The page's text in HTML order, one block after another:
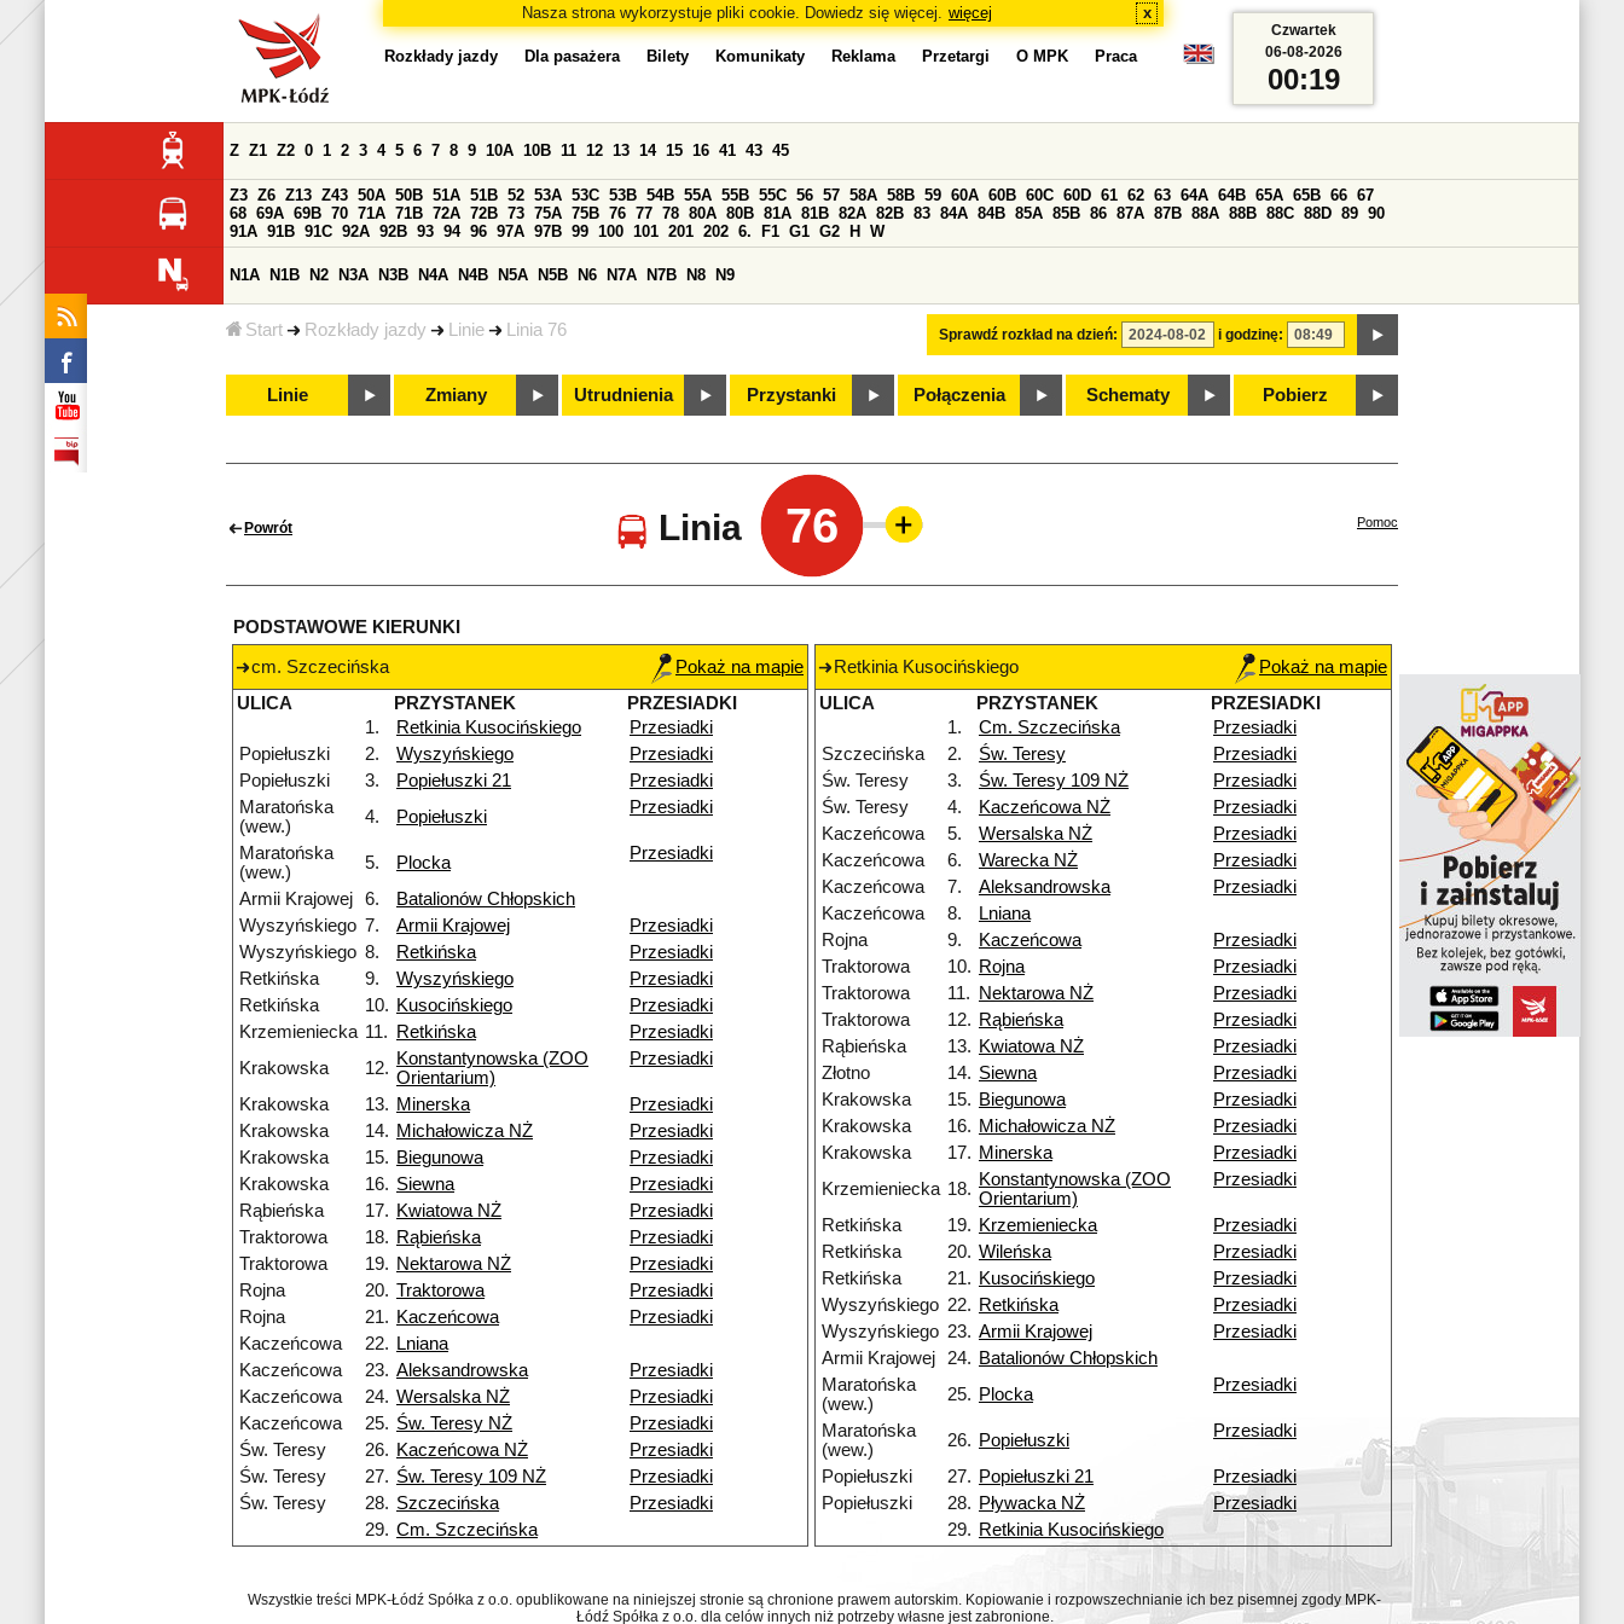
Nasza strona wykorzystuje pliki cookie. Dowiedz się więcej. więcej x
Start Rozkłady jazdy Linie Linia 76
Rozkłady jazdy Dla pasażera Bilety Komunikaty Reklama Przetargi O MPK Praca
Sprawdź rozkład na dzień: i godzinę:
Z Z1 Z2 0 1 2 3 4 5 6 7 8 9 10A 10B 11 12 13 14 15 16 41 43 45
Z3 Z6 Z13 Z43 50A 50B 51A 51B 52 53A 53C 53B 54B 55A 55B 55C 56 57 58A 58B 59 60A 60B 60C 60D 61 62 63 64A 64B 65A 65B 66 67
68 69A 69B 70 71A 71B 72A 72B 73 75A 75B 76 77 78 80A 80B 81A 81B 82A 82B 83 84A 84B 85A 85B 86 87A 87B 88A 88B 88C 88D 89 90
91A 91B 91C 92A 92B 93 94 96 97A 97B 99 100 101 201 202 6. F1 G1 G2 H W
N1A N1B N2 N3A N3B N4A N4B N5A N5B N6 N7A N7B N8 N9
Linie Zmiany Utrudnienia Przystanki Połączenia Schematy Pobierz
Czwartek
06-08-2026
00:19
Powrót Linia 76 Pomoc
PODSTAWOWE KIERUNKI
cm. Szczecińska
Pokaż na mapie
ULICA
PRZYSTANEK
PRZESIADKI
1.
Retkinia Kusocińskiego
Przesiadki
Popiełuszki
2. Wyszyńskiego
Przesiadki
Popiełuszki
3. Popiełuszki 21
Przesiadki
Maratońska
(wew.)
4. Popiełuszki Przesiadki
Maratońska
(wew.)
5. Plocka Przesiadki
Armii Krajowej 6.
Batalionów Chłopskich
Wyszyńskiego 7. Armii Krajowej
Przesiadki
Wyszyńskiego 8. Retkińska
Przesiadki
Retkińska
9. Wyszyńskiego
Przesiadki
Retkińska
10. Kusocińskiego
Przesiadki
Krzemieniecka 11. Retkińska
Przesiadki
Krakowska
12. Konstantynowska (ZOO
Orientarium)
Przesiadki
Krakowska 13. Minerska
Przesiadki
Krakowska
14. Michałowicza NŻ
Przesiadki
Krakowska
15. Biegunowa
Przesiadki
Krakowska
16. Siewna
Przesiadki
Rąbieńska
17. Kwiatowa NŻ
Przesiadki
Traktorowa
18. Rąbieńska
Przesiadki
Traktorowa
19. Nektarowa NŻ
Przesiadki
Rojna
20. Traktorowa
Przesiadki
Rojna
21. Kaczeńcowa
Przesiadki
Kaczeńcowa
22.
Lniana
Kaczeńcowa
23. Aleksandrowska
Przesiadki
Kaczeńcowa
24. Wersalska NŻ
Przesiadki
Kaczeńcowa
25. Św. Teresy NŻ
Przesiadki
Św. Teresy
26. Kaczeńcowa NŻ
Przesiadki
Św. Teresy
27. Św. Teresy 109 NŻ
Przesiadki
Św. Teresy
28. Szczecińska
Przesiadki
29. Cm. Szczecińska
Retkinia Kusocińskiego
Pokaż na mapie
ULICA
PRZYSTANEK
PRZESIADKI
1.
Cm. Szczecińska
Przesiadki
Szczecińska
2. Św. Teresy
Przesiadki
Św. Teresy
3. Św. Teresy 109 NŻ
Przesiadki
Św. Teresy
4. Kaczeńcowa NŻ
Przesiadki
Kaczeńcowa
5. Wersalska NŻ
Przesiadki
Kaczeńcowa
6. Warecka NŻ
Przesiadki
Kaczeńcowa
7. Aleksandrowska
Przesiadki
Kaczeńcowa
8.
Lniana
Rojna
9. Kaczeńcowa
Przesiadki
Traktorowa
10. Rojna
Przesiadki
Traktorowa
11. Nektarowa NŻ
Przesiadki
Traktorowa
12. Rąbieńska
Przesiadki
Rąbieńska
13. Kwiatowa NŻ
Przesiadki
Złotno
14. Siewna
Przesiadki
Krakowska
15. Biegunowa
Przesiadki
Krakowska
16. Michałowicza NŻ
Przesiadki
Krakowska
17. Minerska
Przesiadki
Krzemieniecka 18. Konstantynowska (ZOO
Orientarium)
Przesiadki
Retkińska 19. Krzemieniecka
Przesiadki
Retkińska
20. Wileńska
Przesiadki
Retkińska
21. Kusocińskiego
Przesiadki
Wyszyńskiego 22. Retkińska
Przesiadki
Wyszyńskiego 23. Armii Krajowej
Przesiadki
Armii Krajowej
24. Batalionów Chłopskich
Maratońska
(wew.)
25. Plocka Przesiadki
Maratońska
(wew.)
26. Popiełuszki Przesiadki
Popiełuszki 27. Popiełuszki 21
Przesiadki
Popiełuszki
28. Pływacka NŻ
Przesiadki
29. Retkinia Kusocińskiego
Wszystkie treści MPK-Łódź Spółka z o.o. opublikowane na niniejszej stronie są chronione prawem autorskim. Kopiowanie i rozpowszechnianie ich bez pisemnej zgody MPK-
Łódź Spółka z o.o. dla celów innych niż potrzeby własne jest zabronione.